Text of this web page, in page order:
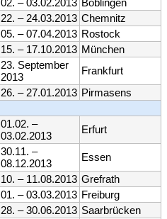
02. – 03.02.2013 Böblingen
22. – 24.03.2013 Chemnitz
05. – 07.04.2013 Rostock
15. – 17.10.2013 München
23. September
2013
Frankfurt
26. – 27.01.2013 Pirmasens
01.02. –
03.02.2013
Erfurt
30.11. –
08.12.2013
Essen
10. – 11.08.2013 Grefrath
01. – 03.03.2013 Freiburg
28. – 30.06.2013 Saarbrücken